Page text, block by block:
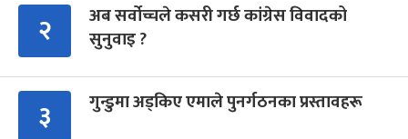
२
अब सर्वोच्चले कसरी गर्छ कांग्रेस विवादको
सुनुवाइ ?
३ गुन्डुमा अड्किए एमाले पुनर्गठनका प्रस्तावहरू